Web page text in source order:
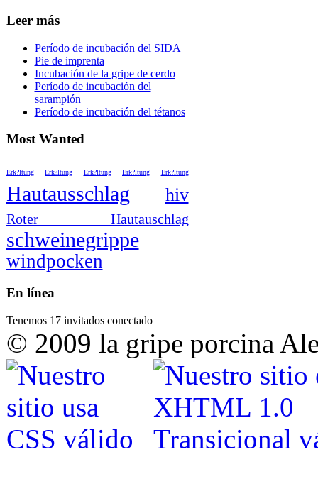
Leer más
Período de incubación del SIDA
Pie de imprenta
Incubación de la gripe de cerdo
Período de incubación del
sarampión
Período de incubación del tétanos
Most Wanted
Erk?ltung Erk?ltung Erk?ltung Erk?ltung Erk?ltung
Hautausschlag hiv
Roter Hautauschlag
schweinegrippe
windpocken
En línea
Tenemos 17 invitados conectado
© 2009 la gripe porcina